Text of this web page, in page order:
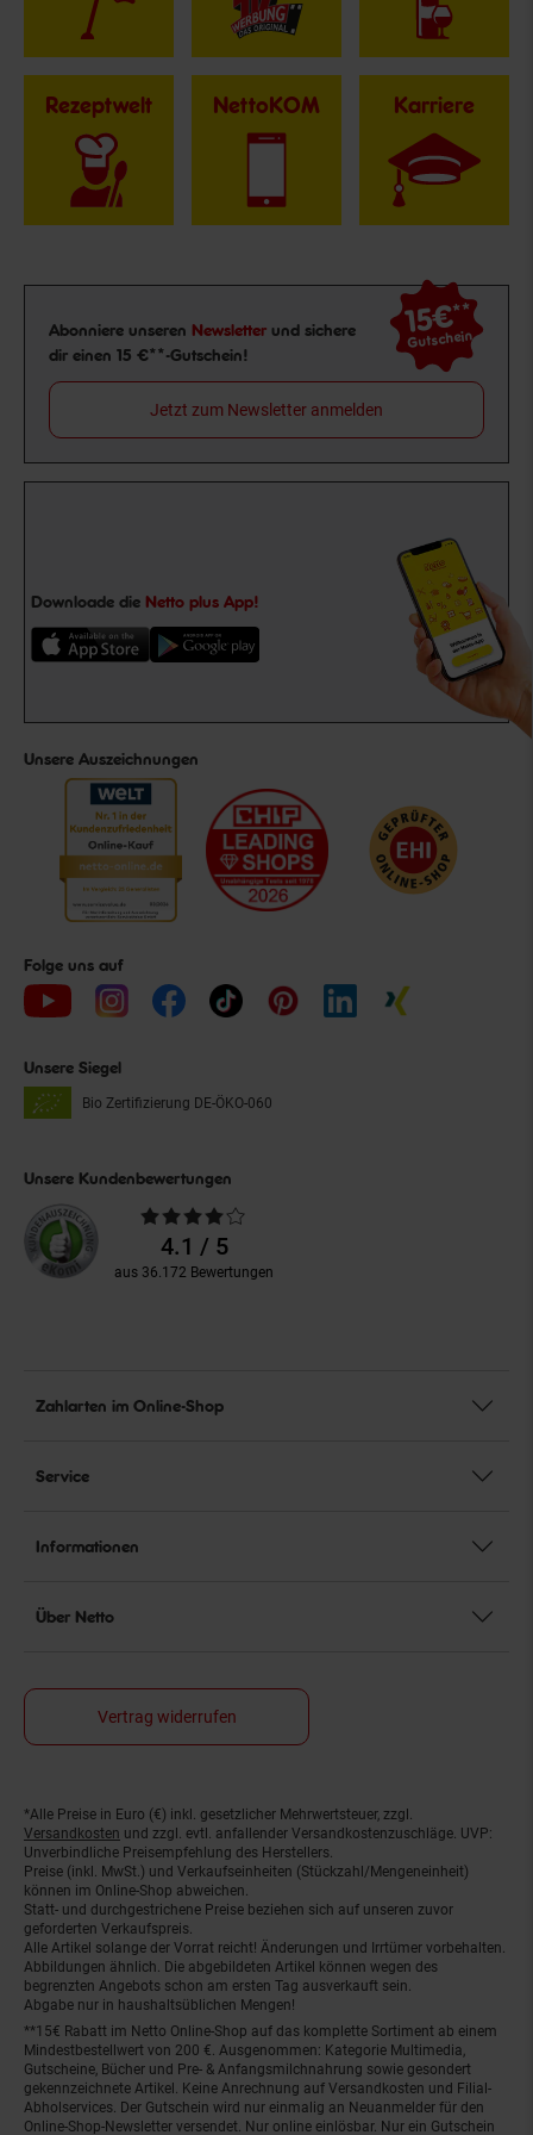
Rezeptwelt NettoKOM Karriere
Newsletter Anmeldung
Abonniere unseren Newsletter und sichere
dir einen 15 €**-Gutschein!
15€**
Gutschein
Jetzt zum Newsletter anmelden
Downloade die Netto plus App!
Unsere Auszeichnungen
Folge uns auf
Unsere Siegel
Bio Zertifizierung DE-ÖKO-060
Unsere Kundenbewertungen
Durchschnittliche
Bewertungen4.1 / 5
aus 36.172 Bewertungen
Zahlarten im Online-Shop
Service
Informationen
Über Netto
Vertrag widerrufen
Fußnoten
*Alle Preise in Euro (€) inkl. gesetzlicher Mehrwertsteuer, zzgl.
Versandkosten und zzgl. evtl. anfallender Versandkostenzuschläge. UVP:
Unverbindliche Preisempfehlung des Herstellers.
Preise (inkl. MwSt.) und Verkaufseinheiten (Stückzahl/Mengeneinheit)
können im Online-Shop abweichen.
Statt- und durchgestrichene Preise beziehen sich auf unseren zuvor
geforderten Verkaufspreis.
Alle Artikel solange der Vorrat reicht! Änderungen und Irrtümer vorbehalten.
Abbildungen ähnlich. Die abgebildeten Artikel können wegen des
begrenzten Angebots schon am ersten Tag ausverkauft sein.
Abgabe nur in haushaltsüblichen Mengen!
**15€ Rabatt im Netto Online-Shop auf das komplette Sortiment ab einem
Mindestbestellwert von 200 €. Ausgenommen: Kategorie Multimedia,
Gutscheine, Bücher und Pre- & Anfangsmilchnahrung sowie gesondert
gekennzeichnete Artikel. Keine Anrechnung auf Versandkosten und Filial-
Abholservices. Der Gutschein wird nur einmalig an Neuanmelder für den
Online-Shop-Newsletter versendet. Nur online einlösbar. Nur ein Gutschein